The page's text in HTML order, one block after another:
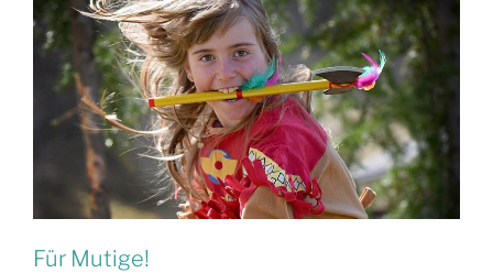
Für Mutige!